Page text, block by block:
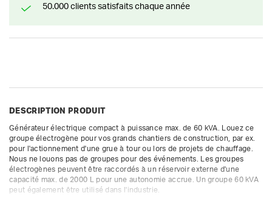
50.000 clients satisfaits chaque année
DESCRIPTION PRODUIT
Générateur électrique compact à puissance max. de 60 kVA. Louez ce
groupe électrogène pour vos grands chantiers de construction, par ex.
pour l'actionnement d'une grue à tour ou lors de projets de chauffage.
Nous ne louons pas de groupes pour des événements. Les groupes
électrogènes peuvent être raccordés à un réservoir externe d'une
capacité max. de 2000 L pour une autonomie accrue. Un groupe 60 kVA
peut également être utilisé dans l'industrie.